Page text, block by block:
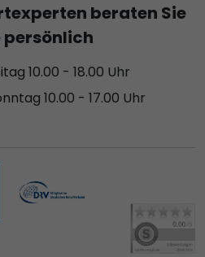
beraten Sie
persönlich
10.00 - 18.00 Uhr
10.00 - 17.00 Uhr